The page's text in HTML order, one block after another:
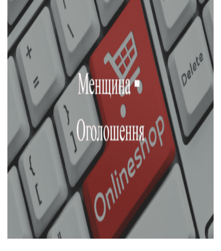
Про нас
Бюджет
Тендери
Довідник
Контакти
Рекламні прайси
Підтримати «місцевих»
Редакційна політика
Етичний кодекс